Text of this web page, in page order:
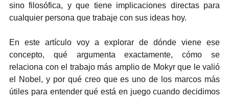
sino filosófica, y que tiene implicaciones directas para
cualquier persona que trabaje con sus ideas hoy.
En este artículo voy a explorar de dónde viene ese
concepto, qué argumenta exactamente, cómo se
relaciona con el trabajo más amplio de Mokyr que le valió
el Nobel, y por qué creo que es uno de los marcos más
útiles para entender qué está en juego cuando decidimos